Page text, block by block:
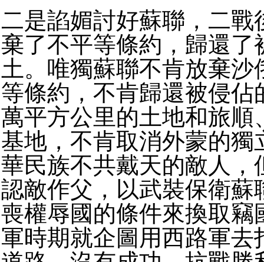
二是諂媚討好蘇聯，二戰
棄了不平等條約，歸還了
土。唯獨蘇聯不肯放棄沙
等條約，不肯歸還被侵佔
萬平方公里的土地和旅順
基地，不肯取消外蒙的獨
華民族不共戴天的敵人，
認敵作父，以武裝保衛蘇
喪權辱國的條件來換取竊
軍時期就企圖用西路軍去